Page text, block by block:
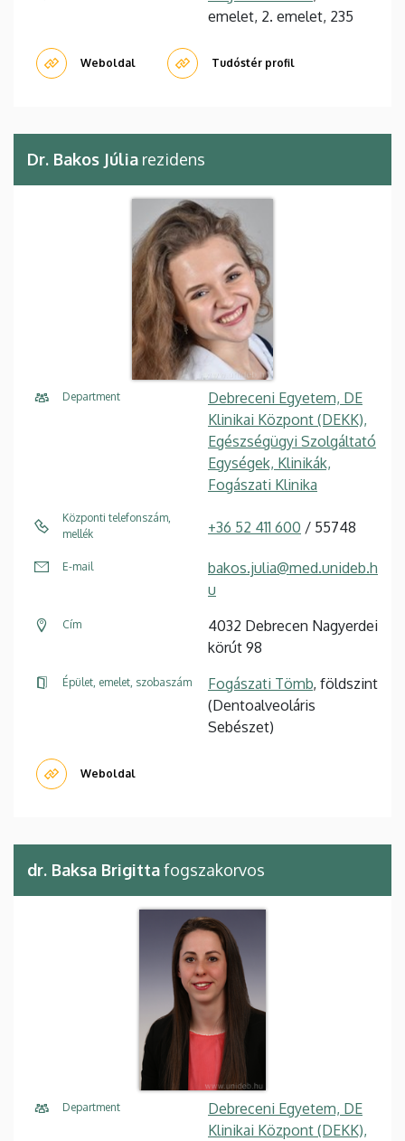
emelet, 2. emelet, 235
Weboldal Tudóstér profil
Dr. Bakos Júlia rezidens
Department
Debreceni Egyetem, DE
Klinikai Központ (DEKK),
Egészségügyi Szolgáltató
Egységek, Klinikák,
Fogászati Klinika
Központi telefonszám,
mellék
+36 52 411 600 / 55748
E-mail
bakos.julia@med.unideb.h
u
Cím
4032 Debrecen Nagyerdei
körút 98
Épület, emelet, szobaszám Fogászati Tömb, földszint
(Dentoalveoláris
Sebészet)
Weboldal
dr. Baksa Brigittafogszakorvos
Department
Debreceni Egyetem, DE
Klinikai Központ (DEKK),